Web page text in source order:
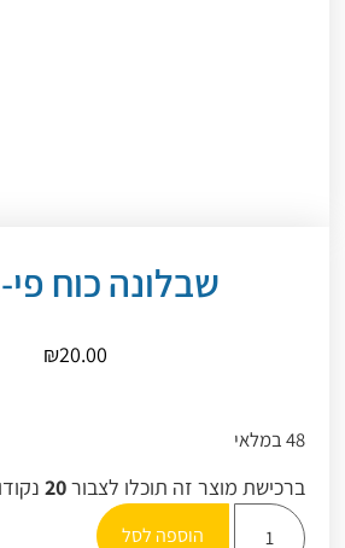
שבלונה כוח פי-
₪20.00
48 במלאי
ברכישת מוצר זה תוכלו לצבור20
הוספה לסל